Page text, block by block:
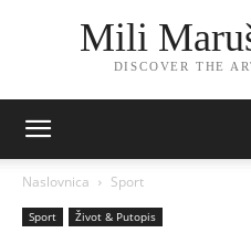
Mili
DISCOVER THE
Naslovnica Sport
Sport Život & Putopis